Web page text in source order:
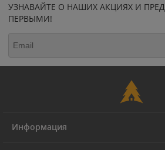
УЗНАВАЙТЕ О НАШИХ АКЦИЯХ И
ПЕРВЫМИ!
Информация